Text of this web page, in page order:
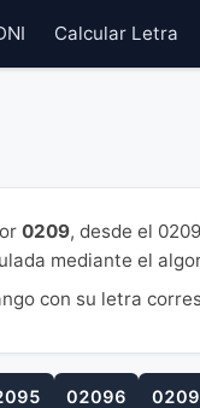
Calcular Letra
0209, desde el
mediante el
con su letra
02096